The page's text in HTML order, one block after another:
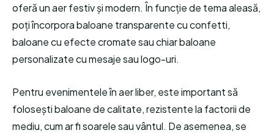
oferă un aer festiv și modern. În funcție de tema aleasă,
poți încorpora baloane transparente cu confetti,
baloane cu efecte cromate sau chiar baloane
personalizate cu mesaje sau logo-uri.
Pentru evenimentele în aer liber, este important să
folosești baloane de calitate, rezistente la factorii de
mediu, cum ar fi soarele sau vântul. De asemenea, se